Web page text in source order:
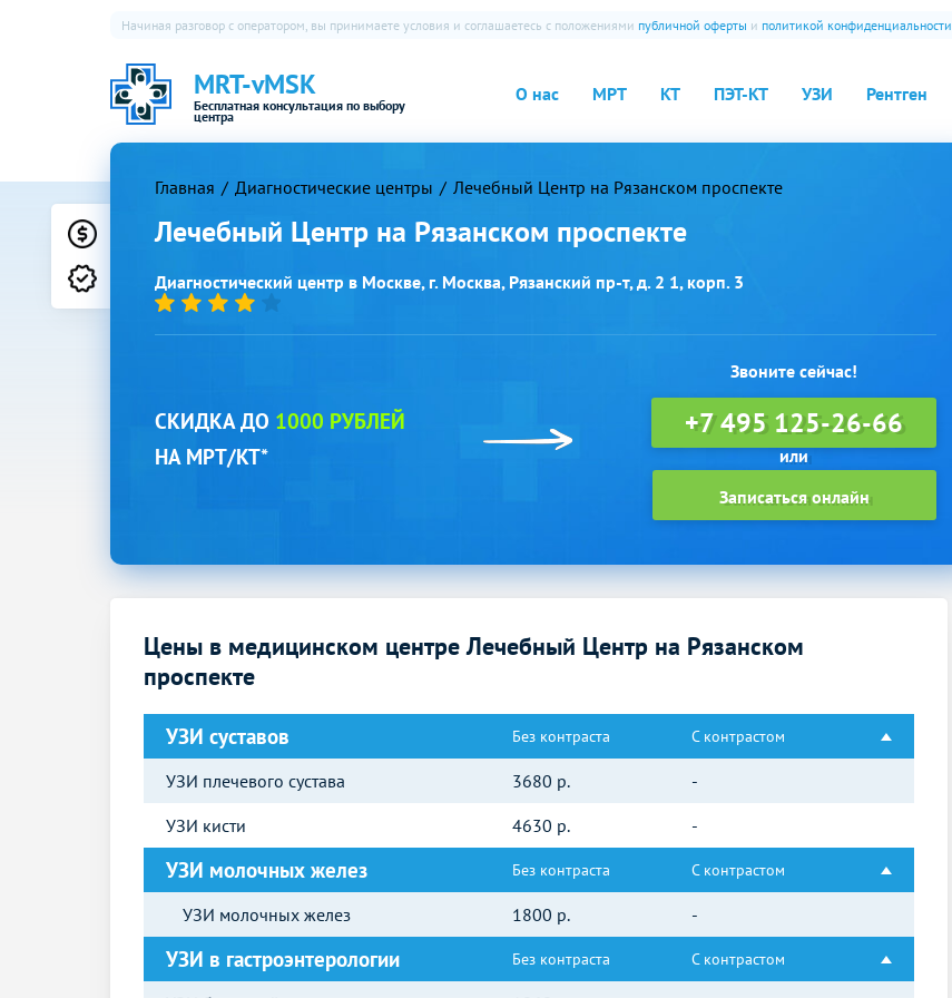
MRT-vMSK
Бесплатная консультация по выбору
центра
О нас МРТ КТ ПЭТ-КТ УЗИ Рентген
Начиная разговор с оператором, вы принимаете условия и соглашаетесь с положениями публичной оферты и политикой конфиденциальности
Цены
Лицензии
Главная Диагностические центры Лечебный Центр на Рязанском проспекте
Лечебный Центр на Рязанском проспекте
Диагностический центр в Москве, г. Москва, Рязанский пр-т, д. 2 1, корп. 3
СКИДКА ДО 1000 РУБЛЕЙ
НА МРТ/КТ*
Звоните сейчас!
+7 495 125-26-66
Записаться онлайн
Цены в медицинском центре Лечебный Центр на Рязанском
проспекте
УЗИ суставов Без контраста С контрастом
УЗИ плечевого сустава 3680 р.
-
УЗИ кисти
4630 р. -
УЗИ молочных желез Без контраста С контрастом
УЗИ молочных желез 1800 р. -
УЗИ в гастроэнтерологии Без контраста С контрастом